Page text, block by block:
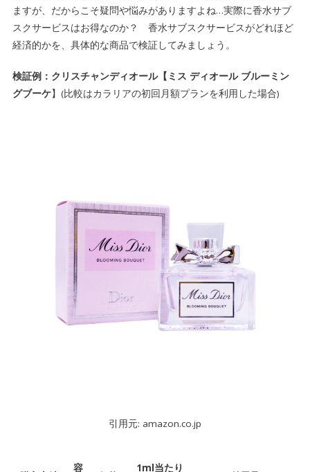
ますが、だからこそ疑問や悩みがありますよね…実際に香水サブ
スクサービスはお得なのか？ 香水サブスクサービスがどれほど
経済的かを、具体的な商品で検証してみましょう。
検証例： クリスチャンディオール【ミス ディオール ブルーミン
グブーケ】 (比較はカラリアの初回月額プランを利用した場合)
引用元: amazon.co.jp
容 1ml当たり